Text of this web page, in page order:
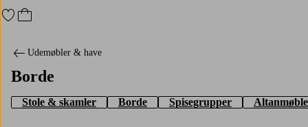
Gå til favoritmarkerede produkter
Gå til indkøbskurven
Udemøbler & have
Borde
Stole & skamler Borde Spisegrupper